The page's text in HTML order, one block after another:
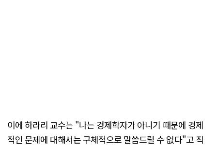
이에 하라리 교수는 "나는 경제학자가 아니기 때문에 경제
적인 문제에 대해서는 구체적으로 말씀드릴 수 없다"고 직